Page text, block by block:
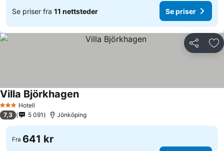
Se priser fra 11 nettsteder Se priser
Del
3 StjernerHotell
Villa BjörkhagenSe priser
7,3 5 091 Jönköping
Fra 641 kr